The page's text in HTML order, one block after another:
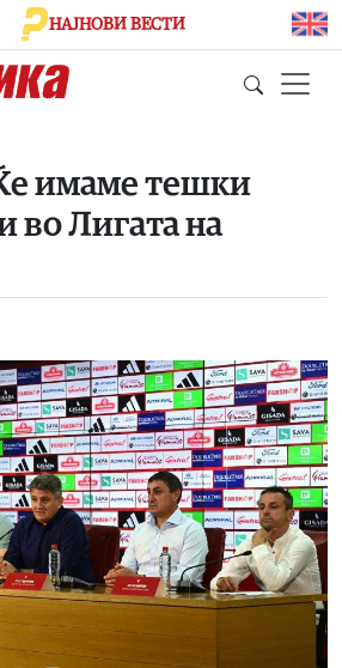
НАЈНОВИ ВЕСТИ
имаме тешки
во Лигата на